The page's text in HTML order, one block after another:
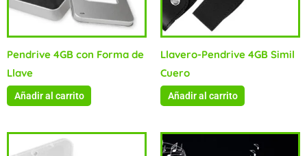
Pendrive 4GB con Forma de
Llave
Añadir al carrito
Llavero-Pendrive 4GB Simil
Cuero
Añadir al carrito